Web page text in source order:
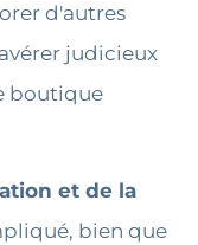
d'autres
judicieux
boutique
et de la
bien que